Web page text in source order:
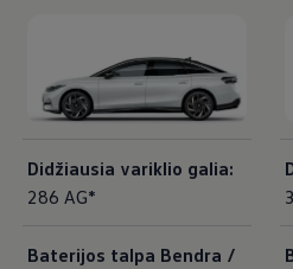
Didžiausia variklio galia:
286 AG*
Baterijos talpa Bendra /